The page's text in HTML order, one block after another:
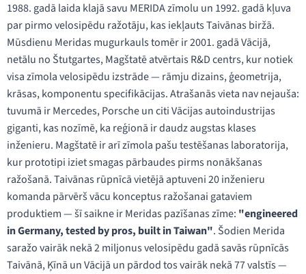
1988. gadā laida klajā savu MERIDA zīmolu un 1992. gadā kļuva
par pirmo velosipēdu ražotāju, kas iekļauts Taivānas biržā.
Mūsdienu Meridas mugurkauls tomēr ir 2001. gadā Vācijā,
netālu no Štutgartes, Magštatē atvērtais R&D centrs, kur notiek
visa zīmola velosipēdu izstrāde — rāmju dizains, ģeometrija,
krāsas, komponentu specifikācijas. Atrašanās vieta nav nejauša:
tuvumā ir Mercedes, Porsche un citi Vācijas autoindustrijas
giganti, kas nozīmē, ka reģionā ir daudz augstas klases
inženieru. Magštatē ir arī zīmola pašu testēšanas laboratorija,
kur prototipi iziet smagas pārbaudes pirms nonākšanas
ražošanā. Taivānas rūpnīcā vietējā aptuveni 20 inženieru
komanda pārvērš vācu konceptus ražošanai gataviem
produktiem — šī saikne ir Meridas pazīšanas zīme: "engineered
in Germany, tested by pros, built in Taiwan". Šodien Merida
saražo vairāk nekā 2 miljonus velosipēdu gadā savās rūpnīcās
Taivānā, Ķīnā un Vācijā un pārdod tos vairāk nekā 77 valstīs —